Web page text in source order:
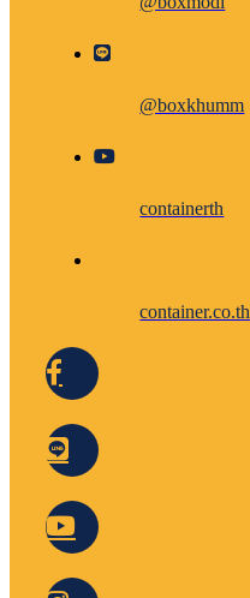
@boxkhumm
containerth
container.co.th